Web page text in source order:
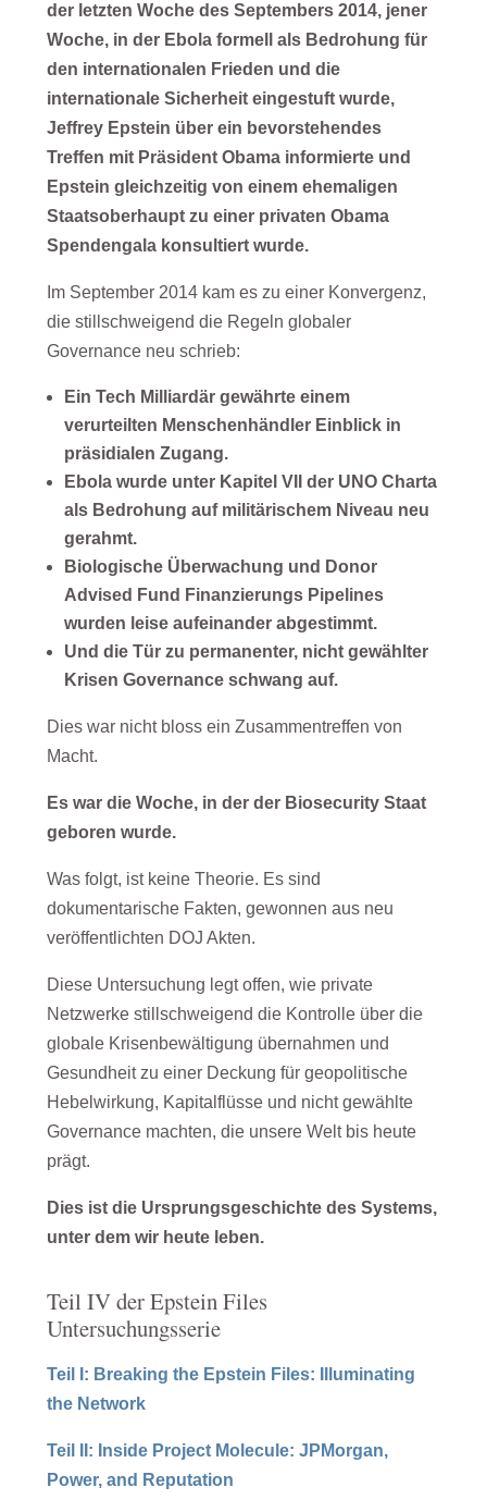
der letzten Woche des Septembers 2014, jener
Woche, in der Ebola formell als Bedrohung für
den internationalen Frieden und die
internationale Sicherheit eingestuft wurde,
Jeffrey Epstein über ein bevorstehendes
Treffen mit Präsident Obama informierte und
Epstein gleichzeitig von einem ehemaligen
Staatsoberhaupt zu einer privaten Obama
Spendengala konsultiert wurde.
Im September 2014 kam es zu einer Konvergenz,
die stillschweigend die Regeln globaler
Governance neu schrieb:
Ein Tech Milliardär gewährte einem
verurteilten Menschenhändler Einblick in
präsidialen Zugang.
Ebola wurde unter Kapitel VII der UNO Charta
als Bedrohung auf militärischem Niveau neu
gerahmt.
Biologische Überwachung und Donor
Advised Fund Finanzierungs Pipelines
wurden leise aufeinander abgestimmt.
Und die Tür zu permanenter, nicht gewählter
Krisen Governance schwang auf.
Dies war nicht bloss ein Zusammentreffen von
Macht.
Es war die Woche, in der der Biosecurity Staat
geboren wurde.
Was folgt, ist keine Theorie. Es sind
dokumentarische Fakten, gewonnen aus neu
veröffentlichten DOJ Akten.
Diese Untersuchung legt offen, wie private
Netzwerke stillschweigend die Kontrolle über die
globale Krisenbewältigung übernahmen und
Gesundheit zu einer Deckung für geopolitische
Hebelwirkung, Kapitalflüsse und nicht gewählte
Governance machten, die unsere Welt bis heute
prägt.
Dies ist die Ursprungsgeschichte des Systems,
unter dem wir heute leben.
Teil IV der Epstein Files
Untersuchungsserie
Teil I: Breaking the Epstein Files: Illuminating
the Network
Teil II: Inside Project Molecule: JPMorgan,
Power, and Reputation